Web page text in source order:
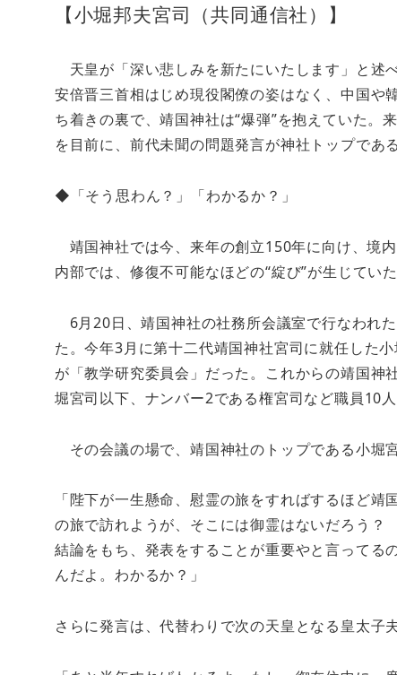
【小堀邦夫宮司（共同通信社）】
天皇が「深い悲しみを新たにいたします」と述
安倍晋三首相はじめ現役閣僚の姿はなく、中国や
ち着きの裏で、靖国神社は“爆弾”を抱えていた。
を目前に、前代未聞の問題発言が神社トップであ
◆「そう思わん？」「わかるか？」
靖国神社では今、来年の創立150年に向け、境
内部では、修復不可能なほどの“綻び”が生じていた
6月20日、靖国神社の社務所会議室で行なわれ
た。今年3月に第十二代靖国神社宮司に就任した
が「教学研究委員会」だった。これからの靖国
堀宮司以下、ナンバー2である権宮司など職員10
その会議の場で、靖国神社のトップである小堀
「陛下が一生懸命、慰霊の旅をすればするほど
の旅で訪れようが、そこには御霊はないだろう
結論をもち、発表をすることが重要やと言ってる
んだよ。わかるか？」
さらに発言は、代替わりで次の天皇となる皇太子